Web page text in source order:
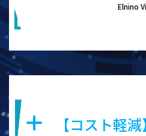
Elnino
a 【コスト軽